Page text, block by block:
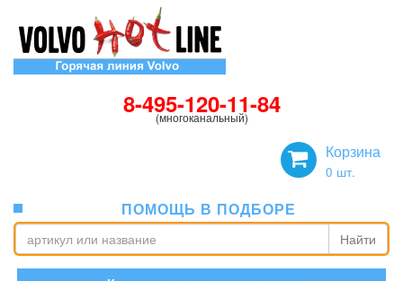
8-495-120-11-84
(многоканальный)
Корзина
0 шт.
ПОМОЩЬ В ПОДБОРЕ
Найти